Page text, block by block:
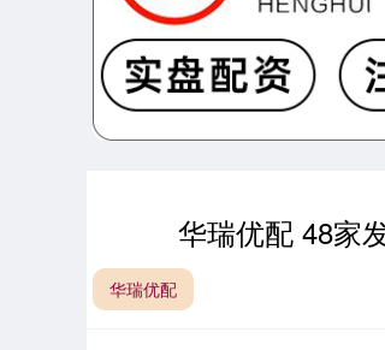
华瑞优配 48家
华瑞优配